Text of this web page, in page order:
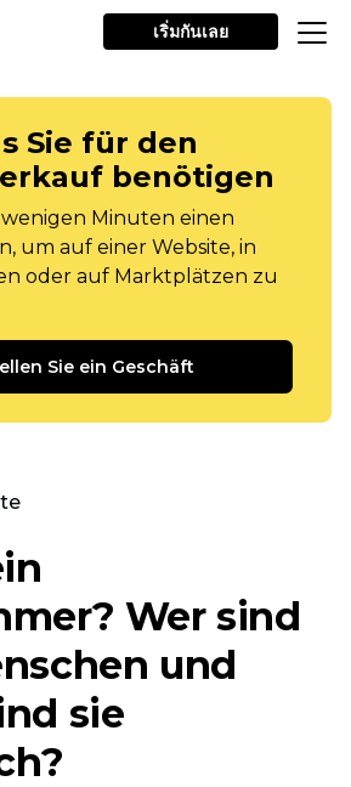
เริ่มกันเลย
Sie für den
benötigen
wenigen Minuten einen
um auf einer Website, in
oder auf Marktplätzen zu
Sie ein Geschäft
Wer sind
und
sie